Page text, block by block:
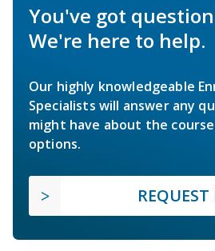
You've got
We're here to help.
Our highly knowledgeable
Specialists will answer any
might have about the
options.